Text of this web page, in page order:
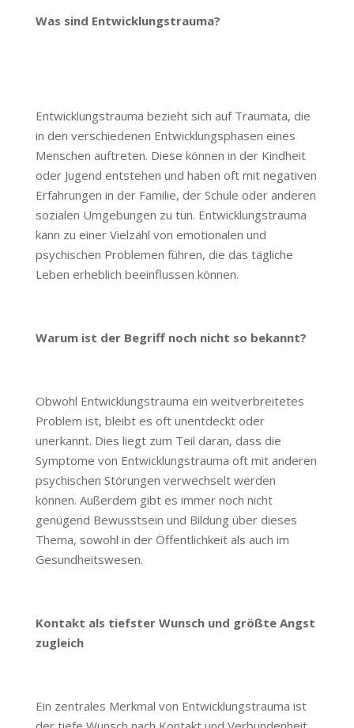
Was sind Entwicklungstrauma?
Entwicklungstrauma bezieht sich auf Traumata, die
in den verschiedenen Entwicklungsphasen eines
Menschen auftreten. Diese können in der Kindheit
oder Jugend entstehen und haben oft mit negativen
Erfahrungen in der Familie, der Schule oder anderen
sozialen Umgebungen zu tun. Entwicklungstrauma
kann zu einer Vielzahl von emotionalen und
psychischen Problemen führen, die das tägliche
Leben erheblich beeinflussen können.
Warum ist der Begriff noch nicht so bekannt?
Obwohl Entwicklungstrauma ein weitverbreitetes
Problem ist, bleibt es oft unentdeckt oder
unerkannt. Dies liegt zum Teil daran, dass die
Symptome von Entwicklungstrauma oft mit anderen
psychischen Störungen verwechselt werden
können. Außerdem gibt es immer noch nicht
genügend Bewusstsein und Bildung über dieses
Thema, sowohl in der Öffentlichkeit als auch im
Gesundheitswesen.
Kontakt als tiefster Wunsch und größte Angst
zugleich
Ein zentrales Merkmal von Entwicklungstrauma ist